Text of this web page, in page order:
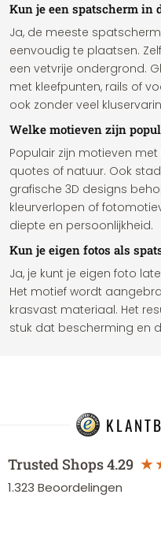
Kun je een spatscherm in
Ja, de meeste
eenvoudig te plaatsen.
een vetvrije ondergrond.
met kleefpunten, rails of
ook zonder veel
Welke motieven zijn
Populair zijn motieven met
quotes of natuur. Ook
grafische 3D designs
kleurverlopen of
diepte en persoonlijkheid.
Kun je eigen fotos als
Ja, je kunt je eigen foto
Het motief wordt
krasvast materiaal. Het
stuk dat bescherming en
Trusted Shops4.29
1.323 Beoordelingen